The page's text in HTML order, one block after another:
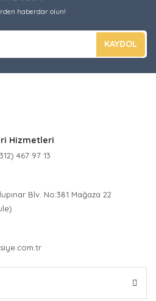
haberdar olun!
KAYDOL
Hizmetleri
467 97 13
Blv. No:381 Mağaza 22